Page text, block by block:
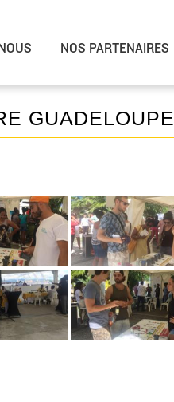
NOS PARTENAIRES
GUADELOUPE